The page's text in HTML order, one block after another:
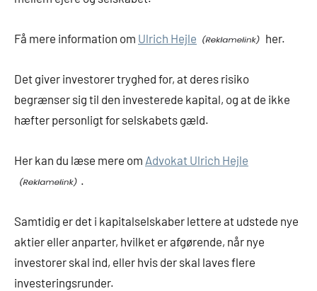
Få mere information om Ulrich Hejle her.
Det giver investorer tryghed for, at deres risiko
begrænser sig til den investerede kapital, og at de ikke
hæfter personligt for selskabets gæld.
Her kan du læse mere om Advokat Ulrich Hejle
.
Samtidig er det i kapitalselskaber lettere at udstede nye
aktier eller anparter, hvilket er afgørende, når nye
investorer skal ind, eller hvis der skal laves flere
investeringsrunder.